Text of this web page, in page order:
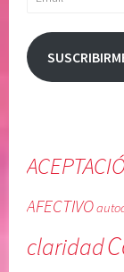
AFECTIVO
claridad